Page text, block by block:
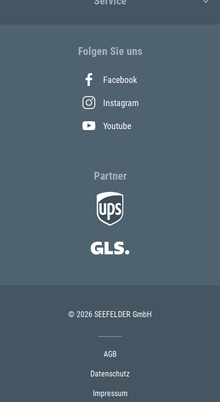
Folgen Sie uns
Facebook
Instagram
Youtube
Partner
© 2026 SEEFELDER GmbH
AGB
Datenschutz
Impressum